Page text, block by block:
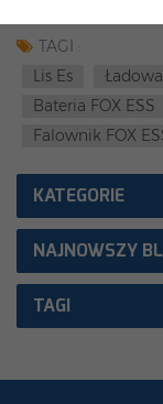
TAGI :
Lis Es
Bateria FOX ESS
Falownik FOX
KATEGORIE
NAJNOWSZY
TAGI